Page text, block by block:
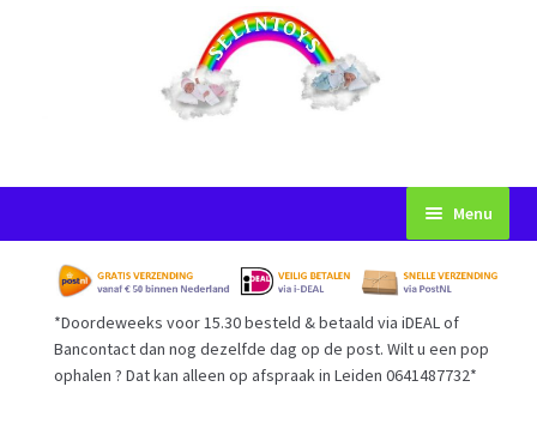
naar
navigatie
inhoud
Menu
Startpagina
Voorwaarden
*Doordeweeks voor 15.30 besteld & betaald via iDEAL of
Bancontact dan nog dezelfde dag op de post. Wilt u een pop
ophalen ? Dat kan alleen op afspraak in Leiden 0641487732*